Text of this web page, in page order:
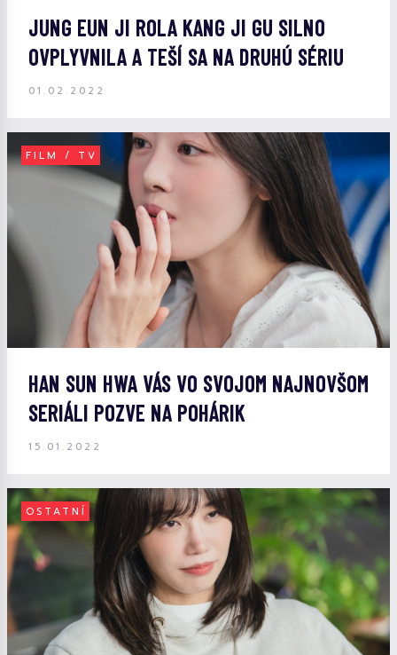
JUNG EUN JI ROLA KANG JI GU SILNO
OVPLYVNILA A TEŠÍ SA NA DRUHÚ SÉRIU
01.02.2022
FILM / TV
HAN SUN HWA VÁS VO SVOJOM NAJNOVŠOM
SERIÁLI POZVE NA POHÁRIK
15.01.2022
OSTATNÍ